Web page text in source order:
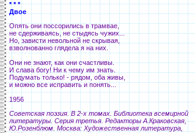
* * *
Двое
Опять они поссорились в трамвае,
не сдерживаясь, не стыдясь чужих...
Но, зависти невольной не скрывая,
взволнованно глядела я на них.
Они не знают, как они счастливы.
И слава богу! Ни к чему им знать.
Подумать только! - рядом, оба живы,
и можно все исправить и понять...
1956
Советская поэзия. В 2-х томах. Библиотека всемирной
литературы. Серия третья. Редакторы А.Краковская,
Ю.Розенблюм. Москва: Художественная литература,